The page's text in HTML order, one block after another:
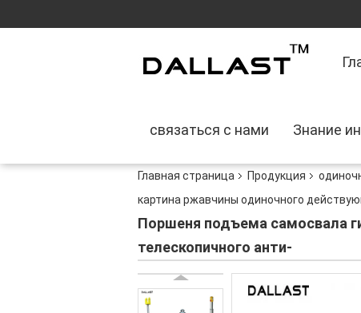
связаться с нами Знание
Главная страница Продукция
картина ржавчины одиночного
Поршеня подъема самосвала
телескопичного анти-